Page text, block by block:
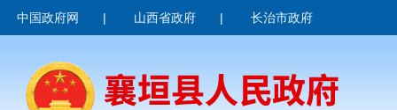
中国政府网 | 山西省政府 | 长治市政府